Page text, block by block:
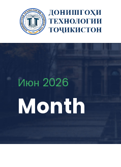
Июн 2026
Month